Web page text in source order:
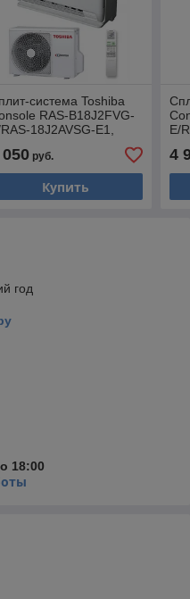
система Toshiba
RAS-B18J2FVG-
18J2AVSG-E1,
руб.
Купить
E/
4
год
18:00